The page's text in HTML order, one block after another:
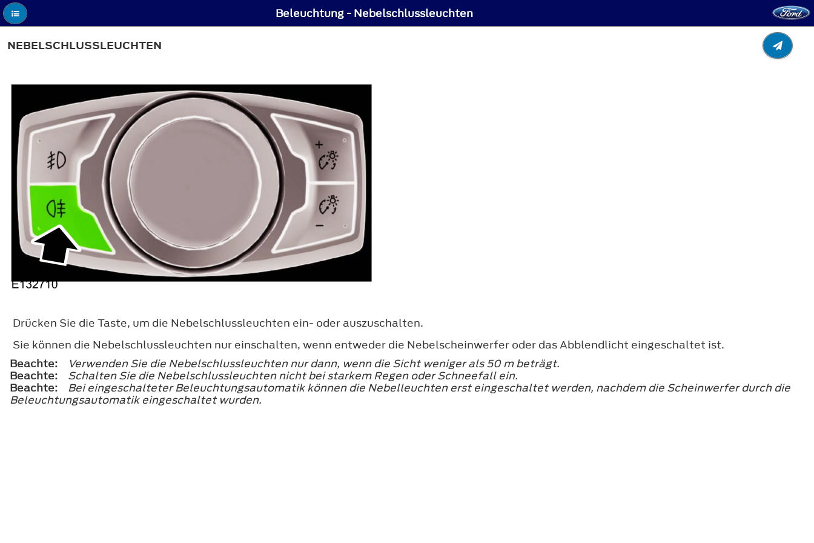
Beleuchtung - Nebelschlussleuchten
NEBELSCHLUSSLEUCHTEN
Drücken Sie die Taste, um die Nebelschlussleuchten ein- oder auszuschalten.
Sie können die Nebelschlussleuchten nur einschalten, wenn entweder die Nebelscheinwerfer oder das Abblendlicht eingeschaltet ist.
Beachte:
Verwenden Sie die Nebelschlussleuchten nur dann, wenn die Sicht weniger als 50 m beträgt.
Beachte:
Schalten Sie die Nebelschlussleuchten nicht bei starkem Regen oder Schneefall ein.
Beachte:
Bei eingeschalteter Beleuchtungsautomatik können die Nebelleuchten erst eingeschaltet werden, nachdem die Scheinwerfer durch die
Beleuchtungsautomatik eingeschaltet wurden.